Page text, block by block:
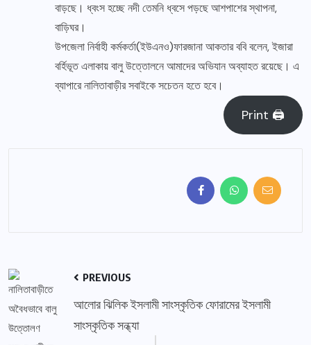
বাড়ছে। ধ্বংস হচ্ছে নদী তেমনি ধ্বসে পড়ছে আশপাশের স্থাপনা,
বাড়িঘর।
উপজেলা নির্বাহী কর্মকর্তা(ইউএনও)ফারজানা আকতার ববি বলেন, ইজারা
বর্হিভূত এলাকায় বালু উত্তোলনে আমাদের অভিযান অব্যাহত রয়েছে। এ
ব্যাপারে নালিতাবাড়ীর সবাইকে সচেতন হতে হবে।
Print 🖨
PREVIOUS
আলোর ঝিলিক ইসলামী সাংস্কৃতিক ফোরামের ইসলামী
সাংস্কৃতিক সন্ধ্যা